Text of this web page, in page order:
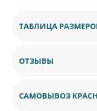
ТАБЛИЦА
ОТЗЫВЫ
САМОВЫВОЗ